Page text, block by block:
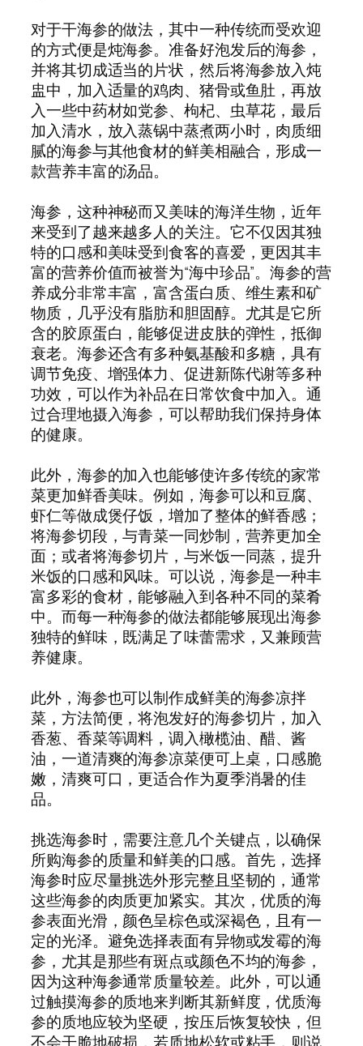
对于干海参的做法，其中一种传统而受欢迎
的方式便是炖海参。准备好泡发后的海参，
并将其切成适当的片状，然后将海参放入炖
盅中，加入适量的鸡肉、猪骨或鱼肚，再放
入一些中药材如党参、枸杞、虫草花，最后
加入清水，放入蒸锅中蒸煮两小时，肉质细
腻的海参与其他食材的鲜美相融合，形成一
款营养丰富的汤品。
海参，这种神秘而又美味的海洋生物，近年
来受到了越来越多人的关注。它不仅因其独
特的口感和美味受到食客的喜爱，更因其丰
富的营养价值而被誉为“海中珍品”。海参的营
养成分非常丰富，富含蛋白质、维生素和矿
物质，几乎没有脂肪和胆固醇。尤其是它所
含的胶原蛋白，能够促进皮肤的弹性，抵御
衰老。海参还含有多种氨基酸和多糖，具有
调节免疫、增强体力、促进新陈代谢等多种
功效，可以作为补品在日常饮食中加入。通
过合理地摄入海参，可以帮助我们保持身体
的健康。
此外，海参的加入也能够使许多传统的家常
菜更加鲜香美味。例如，海参可以和豆腐、
虾仁等做成煲仔饭，增加了整体的鲜香感；
将海参切段，与青菜一同炒制，营养更加全
面；或者将海参切片，与米饭一同蒸，提升
米饭的口感和风味。可以说，海参是一种丰
富多彩的食材，能够融入到各种不同的菜肴
中。而每一种海参的做法都能够展现出海参
独特的鲜味，既满足了味蕾需求，又兼顾营
养健康。
此外，海参也可以制作成鲜美的海参凉拌
菜，方法简便，将泡发好的海参切片，加入
香葱、香菜等调料，调入橄榄油、醋、酱
油，一道清爽的海参凉菜便可上桌，口感脆
嫩，清爽可口，更适合作为夏季消暑的佳
品。
挑选海参时，需要注意几个关键点，以确保
所购海参的质量和鲜美的口感。首先，选择
海参时应尽量挑选外形完整且坚韧的，通常
这些海参的肉质更加紧实。其次，优质的海
参表面光滑，颜色呈棕色或深褐色，且有一
定的光泽。避免选择表面有异物或发霉的海
参，尤其是那些有斑点或颜色不均的海参，
因为这种海参通常质量较差。此外，可以通
过触摸海参的质地来判断其新鲜度，优质海
参的质地应较为坚硬，按压后恢复较快，但